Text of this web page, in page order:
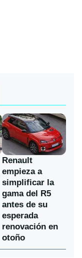
Renault
empieza a
simplificar la
gama del R5
antes de su
esperada
renovación en
otoño